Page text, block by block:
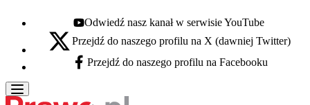
Youtube - otwiera się w nowej karcie
Odwiedź nasz kanał w serwisie YouTube
X - otwiera się w nowej karcie
Przejdź do naszego profilu na X (dawniej Twitter)
Facebook - otwiera się w nowej karcie
Przejdź do naszego profilu na Facebooku